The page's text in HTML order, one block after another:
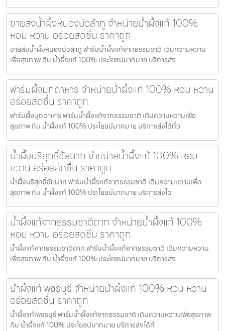
ขายส่งน้ำผึ้งหนองบัวลำภู จำหน่ายน้ำผึ้งแท้ 100%
หอม หวาน อร่อยสดชื่น ราคาถูก
ขายส่งน้ำผึ้งหนองบัวลำภู ฟาร์มน้ำผึ้งแท้จากธรรมชาติ เติมความหวาน
เพื่อสุขภาพ กับ น้ำผึ้งแท้ 100% ประโยชน์มากมาย บริการส่ง
ฟาร์มผึ้งมุกดาหาร จำหน่ายน้ำผึ้งแท้ 100% หอม หวาน
อร่อยสดชื่น ราคาถูก
ฟาร์มผึ้งมุกดาหาร ฟาร์มน้ำผึ้งแท้จากธรรมชาติ เติมความหวานเพื่อ
สุขภาพ กับ น้ำผึ้งแท้ 100% ประโยชน์มากมาย บริการส่งได้ทั่ว
น้ำผึ้งบริสุทธิ์ชัยนาท จำหน่ายน้ำผึ้งแท้ 100% หอม
หวาน อร่อยสดชื่น ราคาถูก
น้ำผึ้งบริสุทธิ์ชัยนาท ฟาร์มน้ำผึ้งแท้จากธรรมชาติ เติมความหวานเพื่อ
สุขภาพ กับ น้ำผึ้งแท้ 100% ประโยชน์มากมาย บริการส่งได
น้ำผึ้งแท้จากธรรมชาติตาก จำหน่ายน้ำผึ้งแท้ 100%
หอม หวาน อร่อยสดชื่น ราคาถูก
น้ำผึ้งแท้จากธรรมชาติตาก ฟาร์มน้ำผึ้งแท้จากธรรมชาติ เติมความหวาน
เพื่อสุขภาพ กับ น้ำผึ้งแท้ 100% ประโยชน์มากมาย บริการส่ง
น้ำผึ้งแท้เพชรบุรี จำหน่ายน้ำผึ้งแท้ 100% หอม หวาน
อร่อยสดชื่น ราคาถูก
น้ำผึ้งแท้เพชรบุรี ฟาร์มน้ำผึ้งแท้จากธรรมชาติ เติมความหวานเพื่อสุขภาพ
กับ น้ำผึ้งแท้ 100% ประโยชน์มากมาย บริการส่งได้ทั่